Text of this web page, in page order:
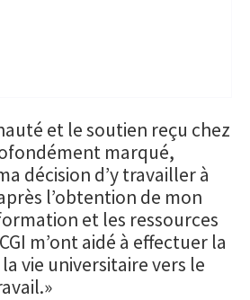
et le soutien reçu chez
marqué,
décision d’y travailler à
l’obtention de mon
et les ressources
m’ont aidé à effectuer la
vie universitaire vers le